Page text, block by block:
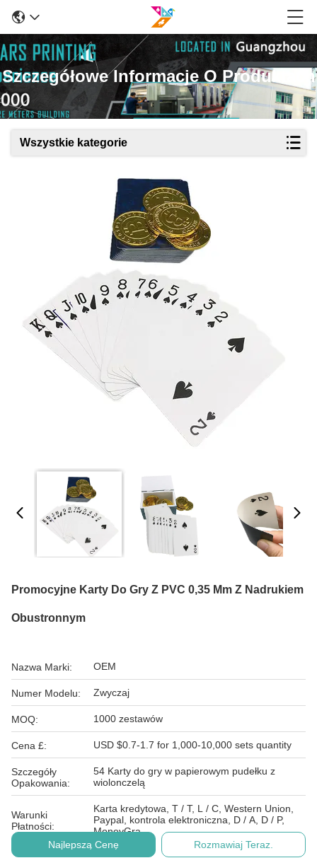
Szczegółowe Informacje O Produktach
Wszystkie kategorie
Promocyjne Karty Do Gry Z PVC 0,35 Mm Z Nadrukiem
Obustronnym
Nazwa Marki: OEM
Numer Modelu: Zwyczaj
MOQ: 1000 zestawów
Cena £: USD $0.7-1.7 for 1,000-10,000 sets quantity
Szczegóły
Opakowania:
54 Karty do gry w papierowym pudełku z
wiolonczelą
Warunki
Płatności:
Karta kredytowa, T / T, L / C, Western Union,
Paypal, kontrola elektroniczna, D / A, D / P,
MoneyGra
Najlepszą Cenę
Rozmawiaj Teraz.